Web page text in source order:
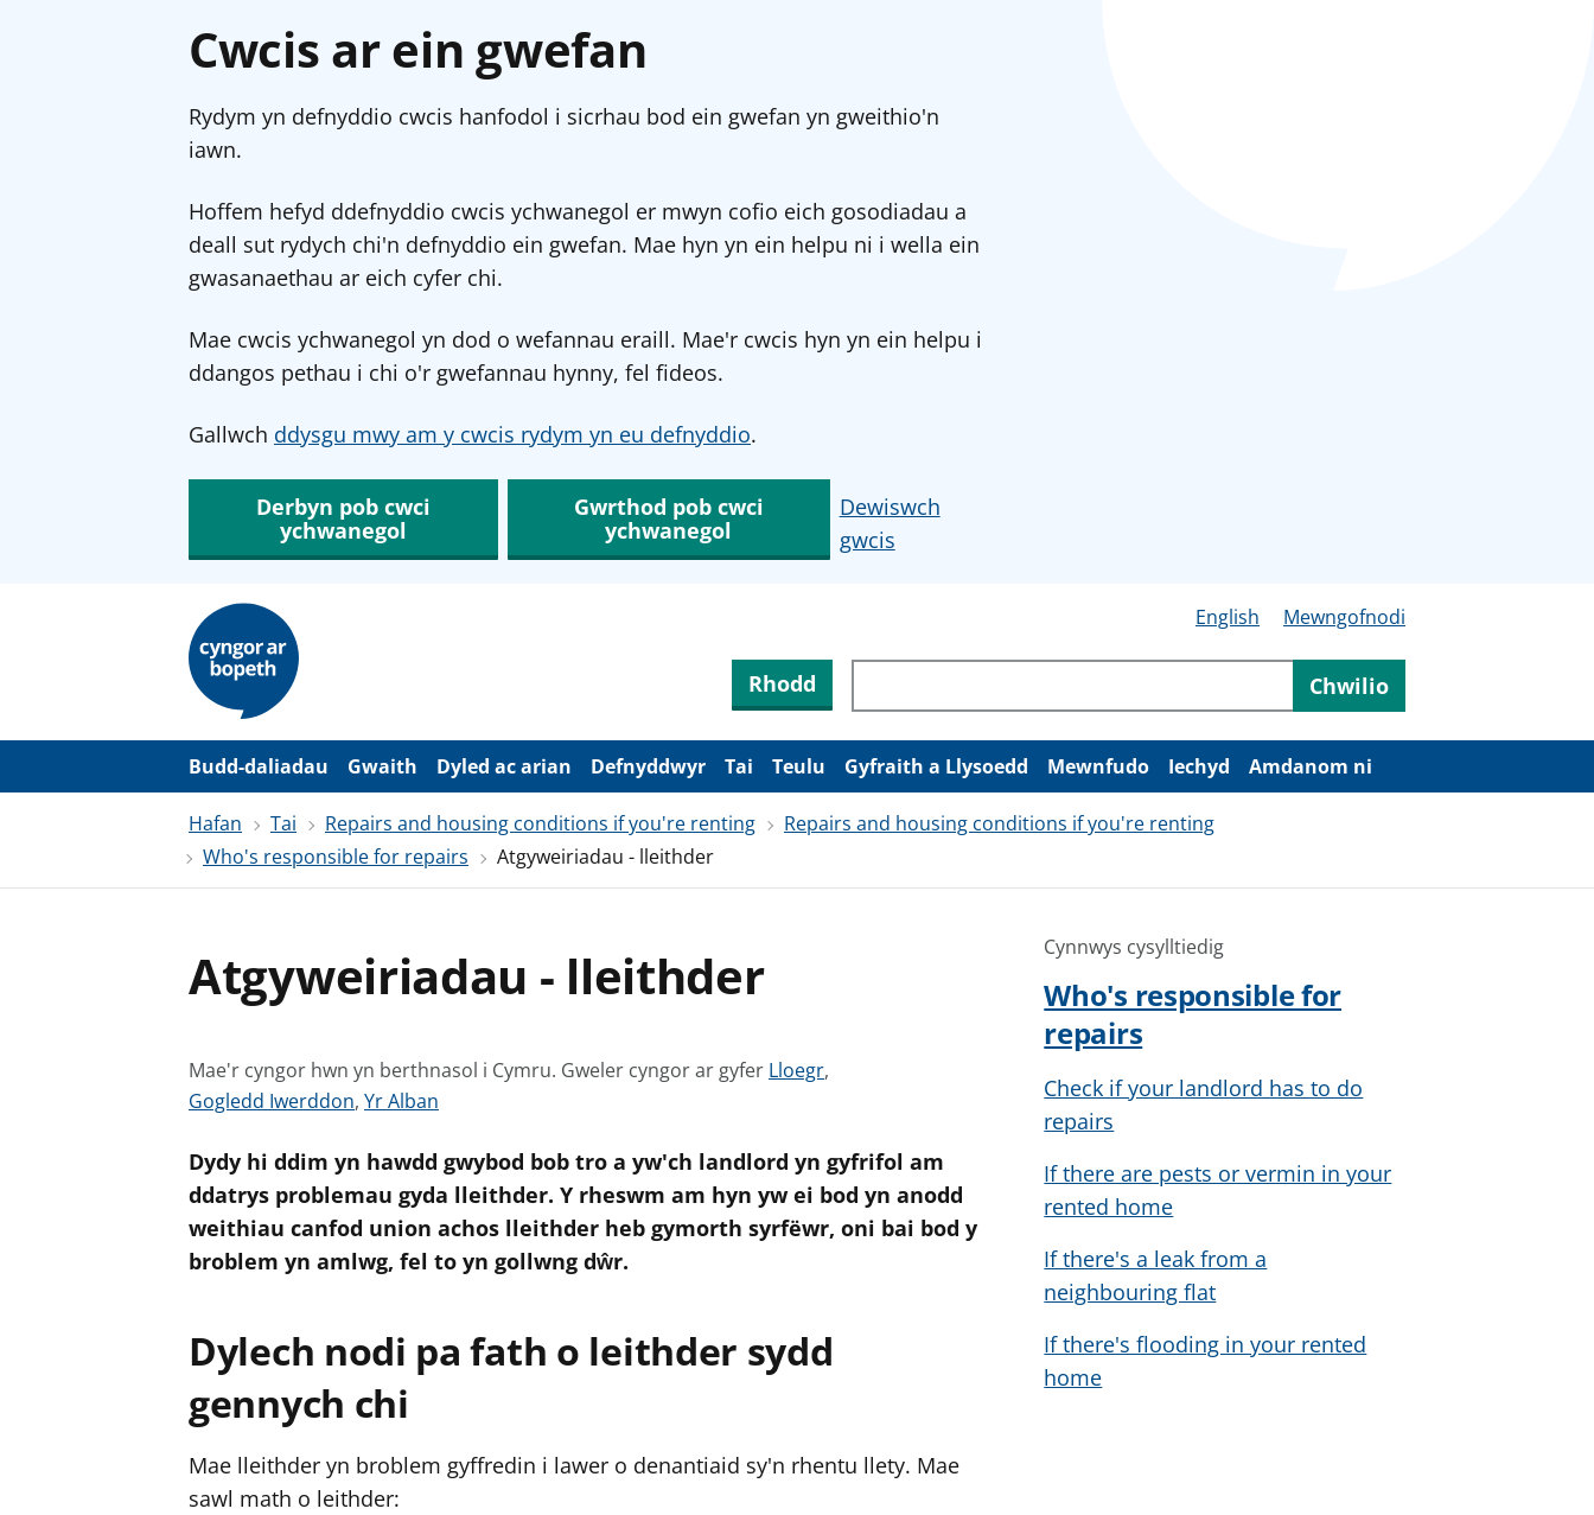
Cwcis ar ein gwefan
Rydym yn defnyddio cwcis hanfodol i sicrhau bod ein gwefan yn gweithio'n
iawn.
Hoffem hefyd ddefnyddio cwcis ychwanegol er mwyn cofio eich gosodiadau a
deall sut rydych chi'n defnyddio ein gwefan. Mae hyn yn ein helpu ni i wella ein
gwasanaethau ar eich cyfer chi.
Mae cwcis ychwanegol yn dod o wefannau eraill. Mae'r cwcis hyn yn ein helpu i
ddangos pethau i chi o'r gwefannau hynny, fel fideos.
Gallwch ddysgu mwy am y cwcis rydym yn eu defnyddio.
Derbyn pob cwci
ychwanegol
Gwrthod pob cwci
ychwanegol
Dewiswch
gwcis
i
g
English Mewngofnodi
Rhodd Chwilio
Budd-daliadau Gwaith Dyled ac arian Defnyddwyr Tai Teulu Gyfraith a Llysoedd Mewnfudo Iechyd Amdanom ni
Hafan Tai Repairs and housing conditions if you're renting
Repairs and housing conditions if you're renting
Who's responsible for repairs
Atgyweiriadau - lleithder
Atgyweiriadau - lleithder
Mae'r cyngor hwn yn berthnasol i Cymru. Gweler cyngor ar gyfer G
l
e
r
g
o
r
Lloegr,
G
e
l
e
r
n
o
a
r
Gogledd Iwerddon, G
e
l
e
r
n
o
a
r
Yr Alban
Dydy hi ddim yn hawdd gwybod bob tro a yw'ch landlord yn gyfrifol am
ddatrys problemau gyda lleithder. Y rheswm am hyn yw ei bod yn anodd
weithiau canfod union achos lleithder heb gymorth syrfëwr, oni bai bod y
broblem yn amlwg, fel to yn gollwng dŵr.
Dylech nodi pa fath o leithder sydd
gennych chi
Mae lleithder yn broblem gyffredin i lawer o denantiaid sy'n rhentu llety. Mae
sawl math o leithder:
Cynnwys cysylltiedig
Who's responsible for
repairs
Check if your landlord has to do
repairs
If there are pests or vermin in your
rented home
If there's a leak from a
neighbouring flat
If there's flooding in your rented
home